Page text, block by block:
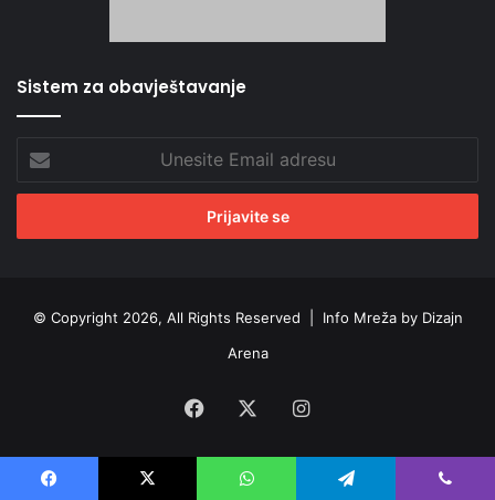
Sistem za obavještavanje
Email
adresu
© Copyright 2026, All Rights Reserved | Info Mreža by Dizajn
Arena
Facebook Instagram